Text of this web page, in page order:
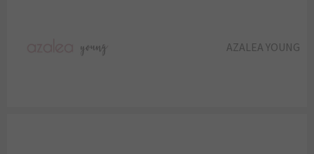
AZALEA YOUNG